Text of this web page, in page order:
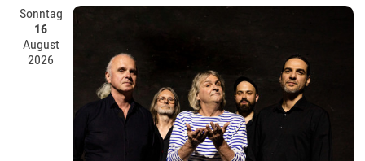
Sonntag
16
August
2026